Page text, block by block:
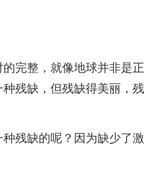
完整，就像地球并非是正
残缺，但残缺得美丽，残
残缺的呢？因为缺少了激